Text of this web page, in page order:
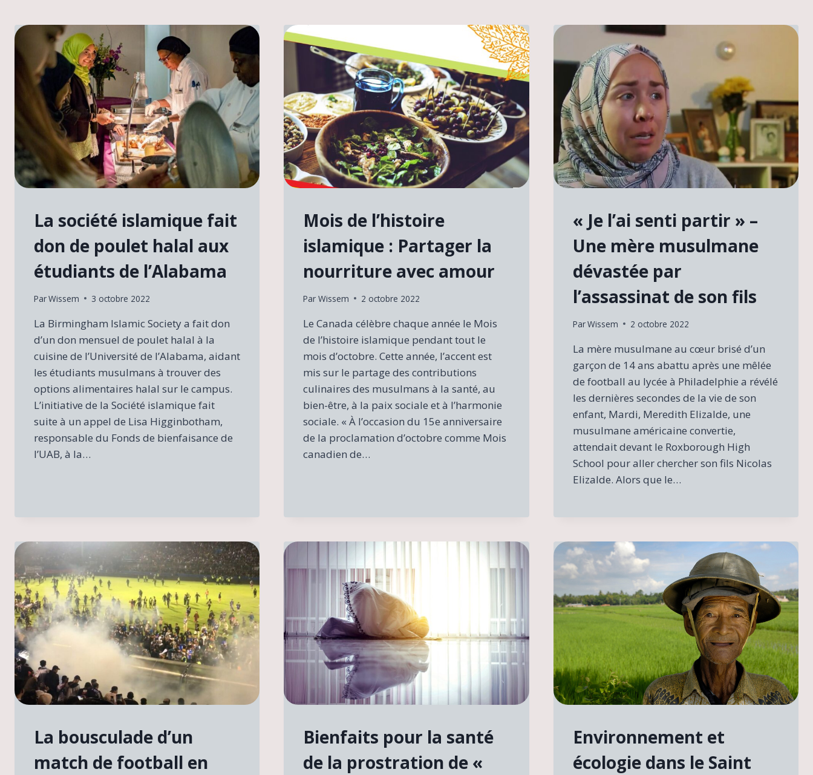
La société islamique fait
don de poulet halal aux
étudiants de l’Alabama
ParWissem 3 octobre 2022
La Birmingham Islamic Society a fait don
d’un don mensuel de poulet halal à la
cuisine de l’Université de l’Alabama, aidant
les étudiants musulmans à trouver des
options alimentaires halal sur le campus.
L’initiative de la Société islamique fait
suite à un appel de Lisa Higginbotham,
responsable du Fonds de bienfaisance de
l’UAB, à la…
Mois de l’histoire
islamique : Partager la
nourriture avec amour
Par Wissem 2 octobre 2022
Le Canada célèbre chaque année le Mois
de l’histoire islamique pendant tout le
mois d’octobre. Cette année, l’accent est
mis sur le partage des contributions
culinaires des musulmans à la santé, au
bien-être, à la paix sociale et à l’harmonie
sociale. « À l’occasion du 15e anniversaire
de la proclamation d’octobre comme Mois
canadien de…
« Je l’ai senti partir » –
Une mère musulmane
dévastée par
l’assassinat de son fils
ParWissem 2 octobre 2022
La mère musulmane au cœur brisé d’un
garçon de 14 ans abattu après une mêlée
de football au lycée à Philadelphie a révélé
les dernières secondes de la vie de son
enfant, Mardi, Meredith Elizalde, une
musulmane américaine convertie,
attendait devant le Roxborough High
School pour aller chercher son fils Nicolas
Elizalde. Alors que le…
La bousculade d’un
match de football en
Bienfaits pour la santé
de la prostration de «
Environnement et
écologie dans le Saint